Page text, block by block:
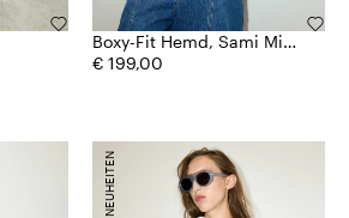
Boxy-Fit Hemd, Sami Miró
&Co.llaboration
€ 199,00
NEUHEITEN